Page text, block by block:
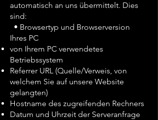
automatisch an uns übermittelt. Dies
sind:
• Browsertyp und Browserversion
Ihres PC
von Ihrem PC verwendetes
Betriebssystem
Referrer URL (Quelle/Verweis, von
welchem Sie auf unsere Website
gelangten)
Hostname des zugreifenden Rechners
Datum und Uhrzeit der Serveranfrage